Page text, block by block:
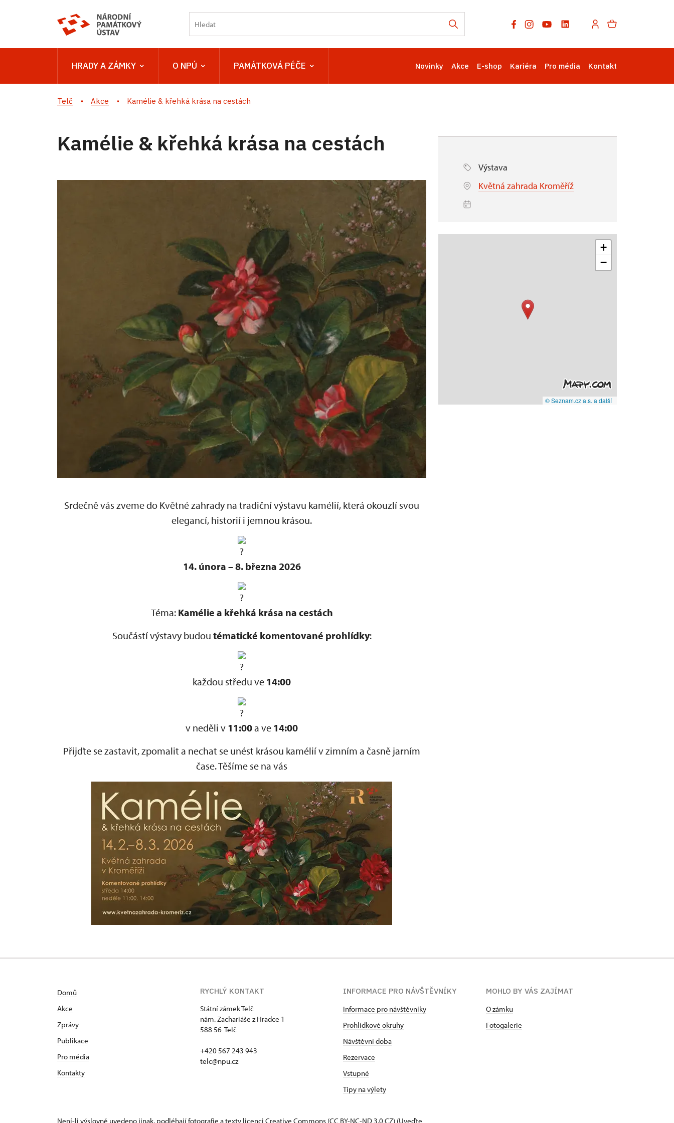
HRADY A ZÁMKY O NPÚ PAMÁTKOVÁ PÉČE Novinky Akce E-shop Kariéra Pro média Kontakt
Telč Akce Kamélie & křehká krása na cestách
Kamélie & křehká krása na cestách
Srdečně vás zveme do Květné zahrady na tradiční výstavu kamélií, která okouzlí svou
elegancí, historií i jemnou krásou.
14. února – 8. března 2026
Téma: Kamélie a křehká krása na cestách
Součástí výstavy budou tématické komentované prohlídky:
každou středu ve 14:00
v neděli v 11:00a ve 14:00
Přijďte se zastavit, zpomalit a nechat se unést krásou kamélií v zimním a časně jarním
čase. Těšíme se na vás
Výstava
Květná zahrada Kroměříž
+
−
© Seznam.cz a.s. a další
Domů
Akce
Zprávy
Publikace
Pro média
Kontakty
RYCHLÝ KONTAKT
Státní zámek Telč
nám. Zachariáše z Hradce 1
588 56 Telč
+420 567 243 943
telc@npu.cz
INFORMACE PRO NÁVŠTĚVNÍKY
Informace pro návštěvníky
Prohlídkové okruhy
Návštěvní doba
Rezervace
Vstupné
Tipy na výlety
MOHLO BY VÁS ZAJÍMAT
O zámku
Fotogalerie
Není-li výslovně uvedeno jinak, podléhají fotografie a texty licenci Creative Commons (CC BY-NC-ND 3.0 CZ) (Uveďte